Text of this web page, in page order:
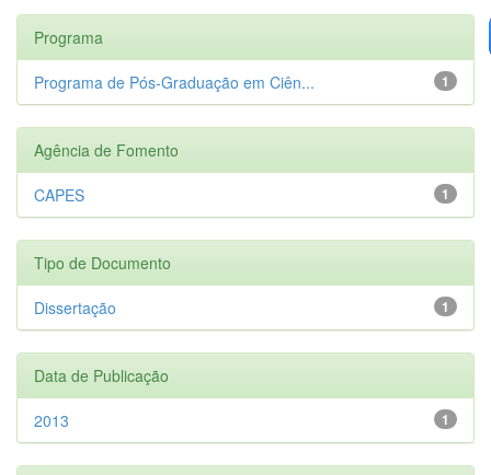
Programa
1
Programa de Pós-Graduação em Ciên...
Agência de Fomento
1
CAPES
Tipo de Documento
1
Dissertação
Data de Publicação
1
2013